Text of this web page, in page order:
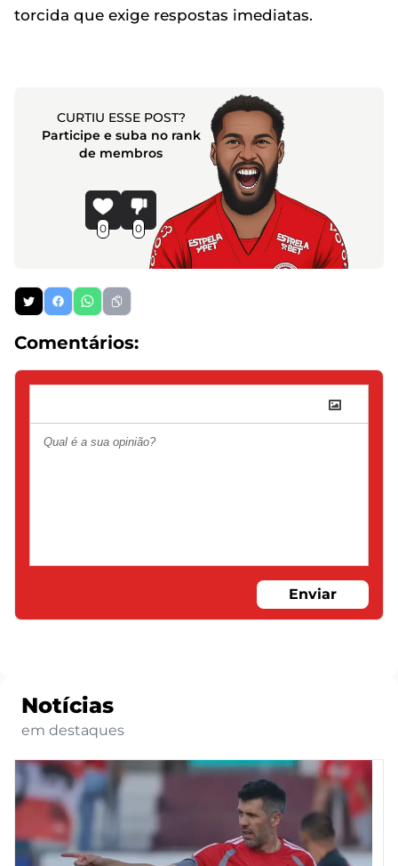
torcida que exige respostas imediatas.
CURTIU ESSE POST?
Participe e suba no rank
de membros
0 0
Comentários:
Enviar
Notícias
em destaques